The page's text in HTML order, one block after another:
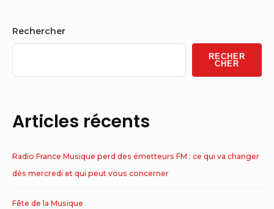
Sidebar
Widget
Area
Rechercher
RECHER
CHER
Articles récents
Radio France Musique perd des émetteurs FM : ce qui va changer
dès mercredi et qui peut vous concerner
Fête de la Musique